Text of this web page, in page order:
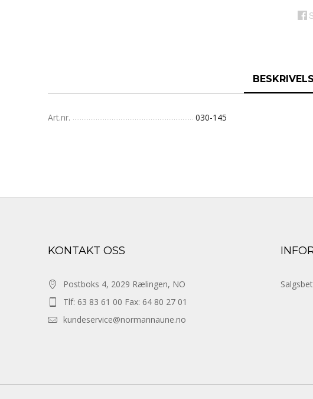
Art.nr. 030-145
KONTAKT OSS
Postboks 4, 2029 Rælingen, NO
Tlf: 63 83 61 00 Fax: 64 80 27 01
kundeservice@normannaune.no